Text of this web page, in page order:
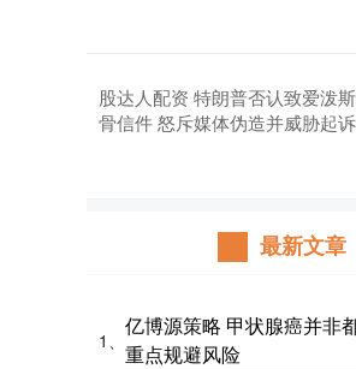
股达人配资 特朗普否认致爱泼
骨信件 怒斥媒体伪造并威胁起诉
最新文章
1、
亿博源策略 甲状腺癌并非
重点规避风险